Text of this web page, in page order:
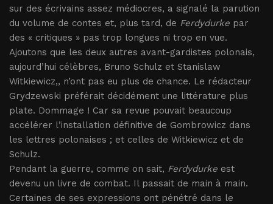
sur des écrivains assez médiocres, a signalé la parution
du volume de contes et, plus tard, de Ferdydurke par
des « critiques » pas trop longues ni trop en vue.
Ajoutons que les deux autres avant-gardistes polonais,
aujourd’hui célèbres, Bruno Schulz et Stanislaw
Witkiewicz,, n’ont pas eu plus de chance. Le rédacteur
Grydzewski préférait décidément une littérature plus
plate. Dommage ! Car sa revue pouvait beaucoup
accélérer l’installation définitive de Gombrowicz dans
les lettres polonaises ; et celles de Witkiewicz et de
Schulz.
Pendant la guerre, comme on sait, Ferdydurke est
devenu un livre de combat. Il passait de main à main.
Certaines de ses expressions ont pénétré dans le